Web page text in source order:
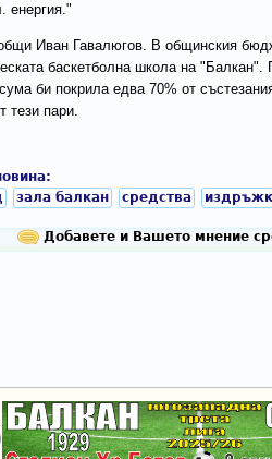
енергия."
Иван Гавалюгов. В общинския
баскетболна школа на "Балкан".
би покрила едва 70% от
тези пари.
зала балкан средства
Добавете и Вашето мнение